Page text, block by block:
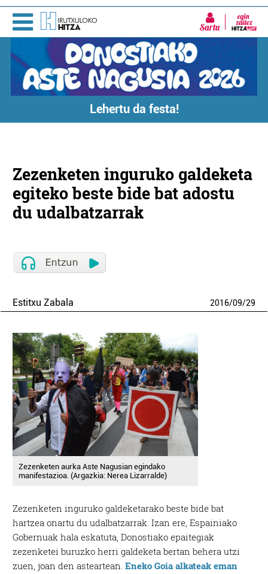
Sartu
Lehertu da festa!
Zezenketen inguruko galdeketa
egiteko beste bide bat adostu
du udalbatzarrak
Estitxu Zabala 2016/09/29
Zezenketen aurka Aste Nagusian egindako
manifestazioa. (Argazkia: Nerea Lizarralde)
Zezenketen inguruko galdeketarako beste bide bat
hartzea onartu du udalbatzarrak. Izan ere, Espainiako
Gobernuak hala eskatuta, Donostiako epaitegiak
zezenketei buruzko herri galdeketa bertan behera utzi
zuen, joan den asteartean.Eneko Goia alkateak eman